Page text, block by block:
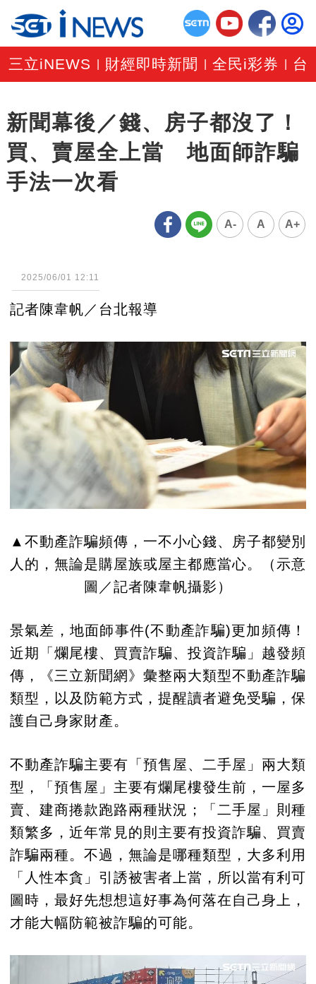
三立iNEWS 財經即時新聞 |全民i彩券 台
新聞幕後／錢、房子都沒了！
買、賣屋全上當 地面師詐騙
手法一次看
A- A A+
2025/06/01 12:11
記者陳韋帆／台北報導
▲不動產詐騙頻傳，一不小心錢、房子都變別
人的，無論是購屋族或屋主都應當心。（示意
圖／記者陳韋帆攝影）
景氣差，地面師事件(不動產詐騙)更加頻傳！
近期「爛尾樓、買賣詐騙、投資詐騙」越發頻
傳，《三立新聞網》彙整兩大類型不動產詐騙
類型，以及防範方式，提醒讀者避免受騙，保
護自己身家財產。
不動產詐騙主要有「預售屋、二手屋」兩大類
型，「預售屋」主要有爛尾樓發生前，一屋多
賣、建商捲款跑路兩種狀況；「二手屋」則種
類繁多，近年常見的則主要有投資詐騙、買賣
詐騙兩種。不過，無論是哪種類型，大多利用
「人性本貪」引誘被害者上當，所以當有利可
圖時，最好先想想這好事為何落在自己身上，
才能大幅防範被詐騙的可能。